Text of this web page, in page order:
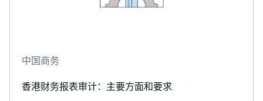
中国商务
香港财务报表审计：主要方面和要求